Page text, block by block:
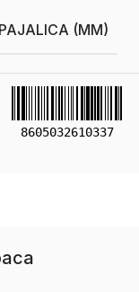
(MM)
8605032610337